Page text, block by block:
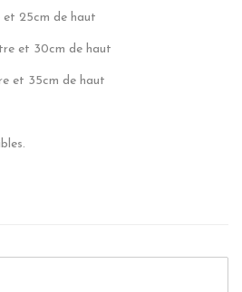
et 25cm de haut
et 30cm de haut
et 35cm de haut